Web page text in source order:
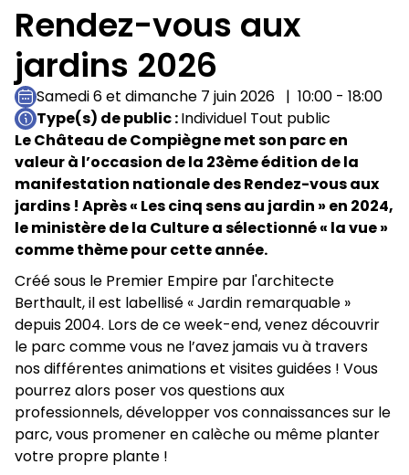
Rendez-vous aux
jardins 2026
Samedi 6 et dimanche 7 juin 2026
10:00 - 18:00
Type(s) de public Individuel Tout public
Le Château de Compiègne met son parc en
valeur à l’occasion de la 23ème édition de la
manifestation nationale des Rendez-vous aux
jardins ! Après « Les cinq sens au jardin » en 2024,
le ministère de la Culture a sélectionné « la vue »
comme thème pour cette année.
Créé sous le Premier Empire par l'architecte
Berthault, il est labellisé « Jardin remarquable »
depuis 2004. Lors de ce week-end, venez découvrir
le parc comme vous ne l’avez jamais vu à travers
nos différentes animations et visites guidées ! Vous
pourrez alors poser vos questions aux
professionnels, développer vos connaissances sur le
parc, vous promener en calèche ou même planter
votre propre plante !